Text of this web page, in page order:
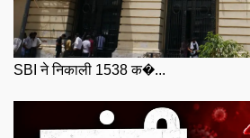
SBI ने निकाली 1538 क�...